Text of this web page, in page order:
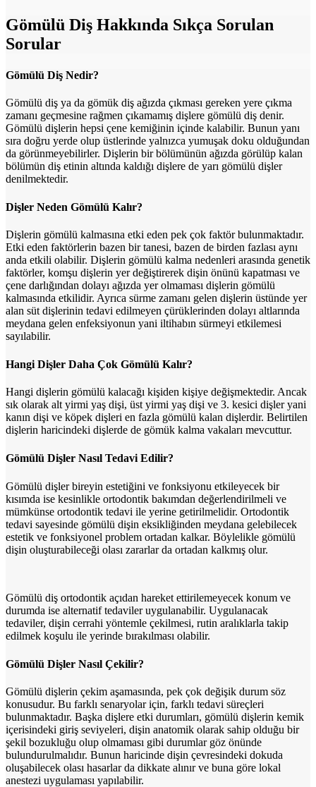
Gömülü Diş Hakkında Sıkça Sorulan
Sorular
Gömülü Diş Nedir?
Gömülü diş ya da gömük diş ağızda çıkması gereken yere çıkma
zamanı geçmesine rağmen çıkamamış dişlere gömülü diş denir.
Gömülü dişlerin hepsi çene kemiğinin içinde kalabilir. Bunun yanı
sıra doğru yerde olup üstlerinde yalnızca yumuşak doku olduğundan
da görünmeyebilirler. Dişlerin bir bölümünün ağızda görülüp kalan
bölümün diş etinin altında kaldığı dişlere de yarı gömülü dişler
denilmektedir.
Dişler Neden Gömülü Kalır?
Dişlerin gömülü kalmasına etki eden pek çok faktör bulunmaktadır.
Etki eden faktörlerin bazen bir tanesi, bazen de birden fazlası aynı
anda etkili olabilir. Dişlerin gömülü kalma nedenleri arasında genetik
faktörler, komşu dişlerin yer değiştirerek dişin önünü kapatması ve
çene darlığından dolayı ağızda yer olmaması dişlerin gömülü
kalmasında etkilidir. Ayrıca sürme zamanı gelen dişlerin üstünde yer
alan süt dişlerinin tedavi edilmeyen çürüklerinden dolayı altlarında
meydana gelen enfeksiyonun yani iltihabın sürmeyi etkilemesi
sayılabilir.
Hangi Dişler Daha Çok Gömülü Kalır?
Hangi dişlerin gömülü kalacağı kişiden kişiye değişmektedir. Ancak
sık olarak alt yirmi yaş dişi, üst yirmi yaş dişi ve 3. kesici dişler yani
kanın dişi ve köpek dişleri en fazla gömülü kalan dişlerdir. Belirtilen
dişlerin haricindeki dişlerde de gömük kalma vakaları mevcuttur.
Gömülü Dişler Nasıl Tedavi Edilir?
Gömülü dişler bireyin estetiğini ve fonksiyonu etkileyecek bir
kısımda ise kesinlikle ortodontik bakımdan değerlendirilmeli ve
mümkünse ortodontik tedavi ile yerine getirilmelidir. Ortodontik
tedavi sayesinde gömülü dişin eksikliğinden meydana gelebilecek
estetik ve fonksiyonel problem ortadan kalkar. Böylelikle gömülü
dişin oluşturabileceği olası zararlar da ortadan kalkmış olur.
Gömülü diş ortodontik açıdan hareket ettirilemeyecek konum ve
durumda ise alternatif tedaviler uygulanabilir. Uygulanacak
tedaviler, dişin cerrahi yöntemle çekilmesi, rutin aralıklarla takip
edilmek koşulu ile yerinde bırakılması olabilir.
Gömülü Dişler Nasıl Çekilir?
Gömülü dişlerin çekim aşamasında, pek çok değişik durum söz
konusudur. Bu farklı senaryolar için, farklı tedavi süreçleri
bulunmaktadır. Başka dişlere etki durumları, gömülü dişlerin kemik
içerisindeki giriş seviyeleri, dişin anatomik olarak sahip olduğu bir
şekil bozukluğu olup olmaması gibi durumlar göz önünde
bulundurulmalıdır. Bunun haricinde dişin çevresindeki dokuda
oluşabilecek olası hasarlar da dikkate alınır ve buna göre lokal
anestezi uygulaması yapılabilir.